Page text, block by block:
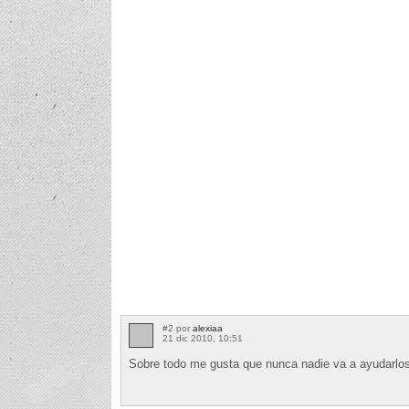
#2 por alexiaa
21 dic 2010, 10:51
Sobre todo me gusta que nunca nadie va a ayudarlos